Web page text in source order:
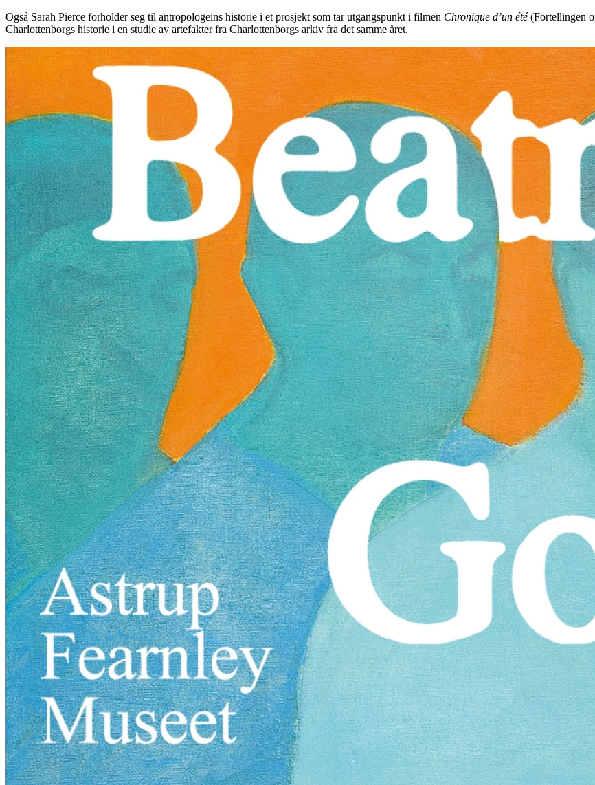
Også Sarah Pierce forholder seg til antropologeins historie i et prosjekt som tar utgangspunkt i filmen Chronique d’un été(Fortellingen
Charlottenborgs historie i en studie av artefakter fra Charlottenborgs arkiv fra det samme året.